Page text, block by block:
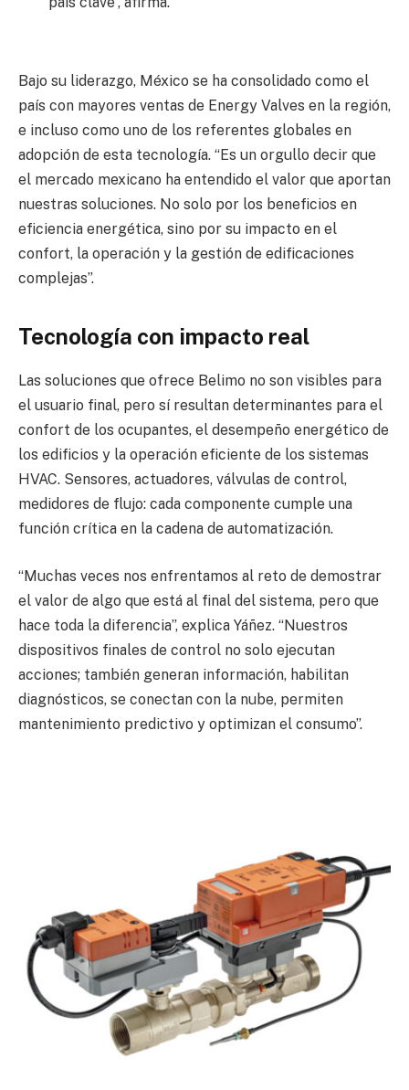
Bajo su liderazgo, México se ha consolidado como el
país con mayores ventas de Energy Valves en la región,
e incluso como uno de los referentes globales en
adopción de esta tecnología. “Es un orgullo decir que
el mercado mexicano ha entendido el valor que aportan
nuestras soluciones. No solo por los beneficios en
eficiencia energética, sino por su impacto en el
confort, la operación y la gestión de edificaciones
complejas”.
Tecnología con impacto real
Las soluciones que ofrece Belimo no son visibles para
el usuario final, pero sí resultan determinantes para el
confort de los ocupantes, el desempeño energético de
los edificios y la operación eficiente de los sistemas
HVAC. Sensores, actuadores, válvulas de control,
medidores de flujo: cada componente cumple una
función crítica en la cadena de automatización.
“Muchas veces nos enfrentamos al reto de demostrar
el valor de algo que está al final del sistema, pero que
hace toda la diferencia”, explica Yáñez. “Nuestros
dispositivos finales de control no solo ejecutan
acciones; también generan información, habilitan
diagnósticos, se conectan con la nube, permiten
mantenimiento predictivo y optimizan el consumo”.